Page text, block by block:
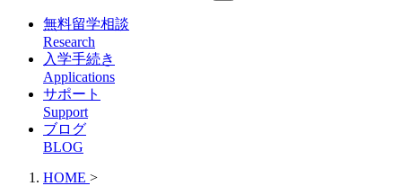
無料留学相談
Research
入学手続き
Applications
サポート
Support
ブログ
BLOG
HOME >